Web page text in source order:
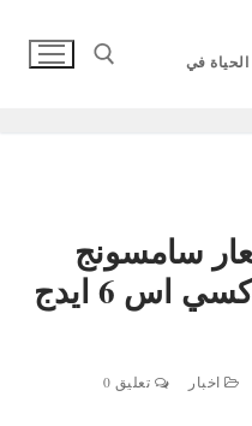
في
سامسونج
جلاكسي نوت 5 وجلاكسي اس 6 ايدج
اخبار تعليق 0